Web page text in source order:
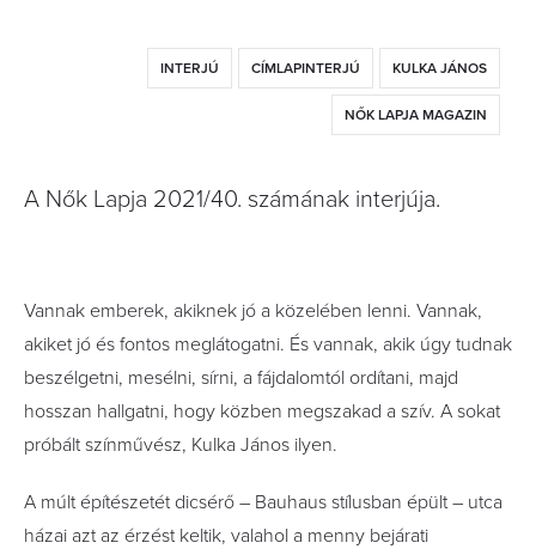
INTERJÚ CÍMLAPINTERJÚ KULKA JÁNOS
NŐK LAPJA MAGAZIN
A Nők Lapja 2021/40. számának interjúja.
Vannak emberek, akiknek jó a közelében lenni. Vannak,
akiket jó és fontos meglátogatni. És vannak, akik úgy tudnak
beszélgetni, mesélni, sírni, a fájdalomtól ordítani, majd
hosszan hallgatni, hogy közben megszakad a szív. A sokat
próbált színművész, Kulka János ilyen.
A múlt építészetét dicsérő – Bauhaus stílusban épült – utca
házai azt az érzést keltik, valahol a menny bejárati